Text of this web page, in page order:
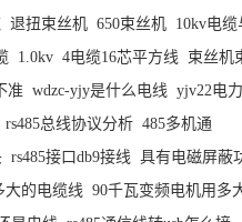
退扭束丝机 650束丝机 10kv电缆
1.0kv 4电缆16芯平方线 束丝机
准 wdzc-yjy是什么电线 yjv22电
rs485总线协议分析 485多机通
rs485接口db9接线 具有电磁屏蔽
大的电缆线 90千瓦变频电机用多